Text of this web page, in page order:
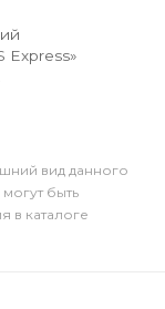
Express»
вид данного
быть
в каталоге